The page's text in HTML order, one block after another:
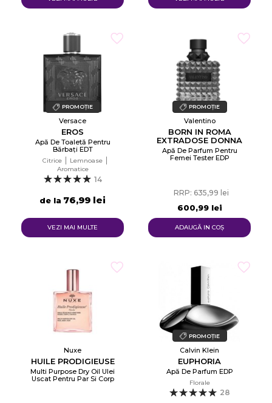
PROMOȚIE
Versace
EROS
Apă De Toaletă Pentru
Bărbați EDT
Citrice
Lemnoase
Aromatice
14
de la 76,99 lei
VEZI MAI MULTE
PROMOȚIE
Valentino
BORN IN ROMA
EXTRADOSE DONNA
Apă De Parfum Pentru
Femei Tester EDP
RRP: 635,99 lei
600,99 lei
ADAUGĂ IN COŞ
Nuxe
HUILE PRODIGIEUSE
Multi Purpose Dry Oil Ulei
Uscat Pentru Par Si Corp
PROMOȚIE
Calvin Klein
EUPHORIA
Apă De Parfum EDP
Florale
28